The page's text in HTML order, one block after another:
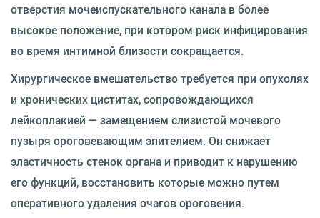
отверстия мочеиспускательного канала в более
высокое положение, при котором риск инфицирования
во время интимной близости сокращается.
Хирургическое вмешательство требуется при опухолях
и хронических циститах, сопровождающихся
лейкоплакией — замещением слизистой мочевого
пузыря ороговевающим эпителием. Он снижает
эластичность стенок органа и приводит к нарушению
его функций, восстановить которые можно путем
оперативного удаления очагов ороговения.